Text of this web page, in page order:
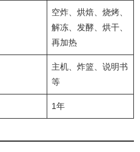
空炸、烘焙、烧烤、
解冻、发酵、烘干、
再加热
主机、炸篮、说明书
等
1年